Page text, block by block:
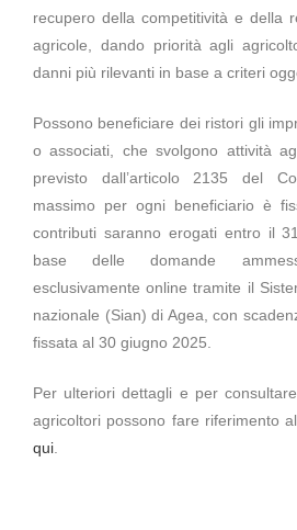
recupero della competitività e della
agricole, dando priorità agli
danni più rilevanti in base a criteri
Possono beneficiare dei ristori gli
o associati, che svolgono attività
previsto dall’articolo 2135 del
massimo per ogni beneficiario è
contributi saranno erogati entro il
base delle domande
esclusivamente online tramite il
nazionale (Sian) di Agea, con
fissata al 30 giugno 2025.
Per ulteriori dettagli e per
agricoltori possono fare riferimento
qui